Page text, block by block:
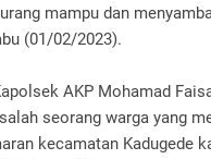
mampu dan
(01/02/2023).
AKP Mohamad
seorang warga yang
kecamatan Kadugede